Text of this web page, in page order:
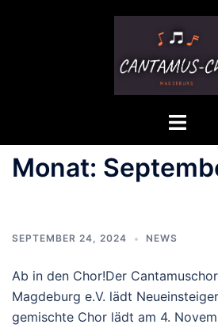
Menü
Monat:
SEPTEMBER 24, 2024 NEWS
Ab in den Chor!Der
Magdeburg e.V. lädt
gemischte Chor lädt am 4.